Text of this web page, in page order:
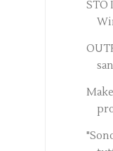
STO